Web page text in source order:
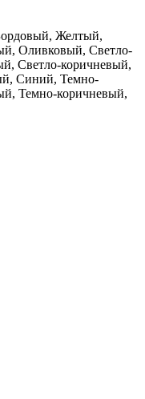
Желтый,
Оливковый, Светло-
Светло-коричневый,
Синий, Темно-
Темно-коричневый,